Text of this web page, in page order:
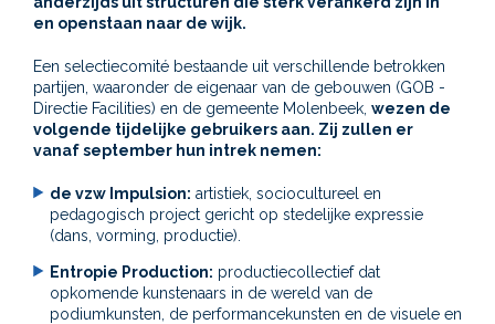
en openstaan naar de wijk.
Een selectiecomité bestaande uit verschillende betrokken
partijen, waaronder de eigenaar van de gebouwen (GOB -
Directie Facilities) en de gemeente Molenbeek, wezen de
volgende tijdelijke gebruikers aan. Zij zullen er
vanaf september hun intrek nemen:
de vzw Impulsion: artistiek, sociocultureel en
pedagogisch project gericht op stedelijke expressie
(dans, vorming, productie).
Entropie Production: productiecollectief dat
opkomende kunstenaars in de wereld van de
podiumkunsten, de performancekunsten en de visuele en